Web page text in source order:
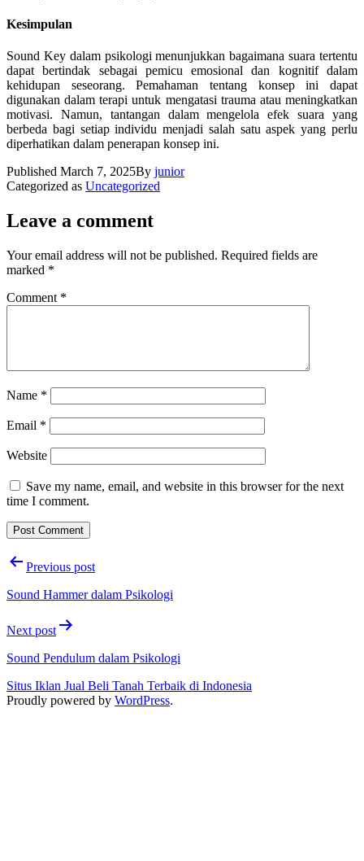
Kesimpulan
Sound Key dalam psikologi menunjukkan bagaimana suara tertentu
dapat bertindak sebagai pemicu emosional dan kognitif dalam
kehidupan seseorang. Pemahaman tentang konsep ini dapat
digunakan dalam terapi untuk mengatasi trauma atau meningkatkan
motivasi. Namun, tantangan dalam mengelola efek suara yang
berbeda bagi setiap individu menjadi salah satu aspek yang perlu
diperhatikan dalam penerapan konsep ini.
Published March 7, 2025By junior
Categorized as Uncategorized
Leave a comment
Your email address will not be published. Required fields are
marked *
Comment *
Name *
Email *
Website
Save my name, email, and website in this browser for the next
time I comment.
PostPrevious post
Sound Hammer dalam Psikologi
Next post
Sound Pendulum dalam Psikologi
Situs Iklan Jual Beli Tanah Terbaik di Indonesia
Proudly powered by WordPress.